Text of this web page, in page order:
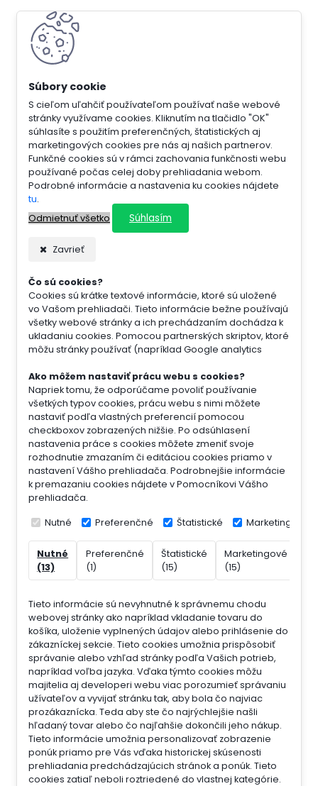
S cieľom uľahčiť používateľom používať naše webové
stránky využívame cookies. Kliknutím na tlačidlo "OK"
súhlasíte s použitím preferenčných, štatistických aj
marketingových cookies pre nás aj našich partnerov.
Funkčné cookies sú v rámci zachovania funkčnosti webu
používané počas celej doby prehliadania webom.
Podrobné informácie a nastavenia ku cookies nájdete
tu.
Odmietnuť všetko
Súhlasím
Zavrieť
Čo sú cookies?
Cookies sú krátke textové informácie, ktoré sú uložené
vo Vašom prehliadači. Tieto informácie bežne používajú
všetky webové stránky a ich prechádzaním dochádza k
ukladaniu cookies. Pomocou partnerských skriptov, ktoré
môžu stránky používať (napríklad Google analytics
Ako môžem nastaviť prácu webu s cookies?
Napriek tomu, že odporúčame povoliť používanie
všetkých typov cookies, prácu webu s nimi môžete
nastaviť podľa vlastných preferencií pomocou
checkboxov zobrazených nižšie. Po odsúhlasení
nastavenia práce s cookies môžete zmeniť svoje
rozhodnutie zmazaním či editáciou cookies priamo v
nastavení Vášho prehliadača. Podrobnejšie informácie
k premazaniu cookies nájdete v Pomocníkovi Vášho
prehliadača.
Nutné Preferenčné Štatistické Marketingové
Nutné
(13)
Preferenčné
(1)
Štatistické
(15)
Marketingové
(15)
Tieto informácie sú nevyhnutné k správnemu chodu
webovej stránky ako napríklad vkladanie tovaru do
košíka, uloženie vyplnených údajov alebo prihlásenie do
zákazníckej sekcie. Tieto cookies umožnia prispôsobiť
správanie alebo vzhľad stránky podľa Vašich potrieb,
napríklad voľba jazyka. Vďaka týmto cookies môžu
majitelia aj developeri webu viac porozumieť správaniu
užívateľov a vyvijať stránku tak, aby bola čo najviac
prozákaznícka. Teda aby ste čo najrýchlejšie našli
hľadaný tovar alebo čo najľahšie dokončili jeho nákup.
Tieto informácie umožnia personalizovať zobrazenie
ponúk priamo pre Vás vďaka historickej skúsenosti
prehliadania predchádzajúcich stránok a ponúk. Tieto
cookies zatiaľ neboli roztriedené do vlastnej kategórie.